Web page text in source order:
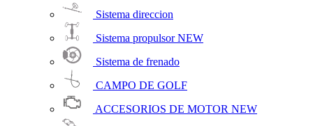
Sistema direccion
Sistema propulsorNEW
Sistema de frenado
CAMPO DE GOLF
ACCESORIOS DE MOTOR NEW